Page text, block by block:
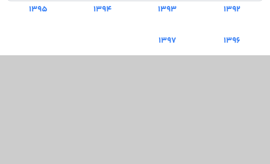
1392
1393
1394
1395
1396
1397